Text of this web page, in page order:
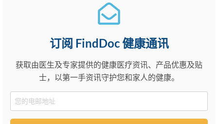
订阅 FindDoc 健康通讯
获取由医生及专家提供的健康医疗资讯、产品优惠及贴
士，以第一手资讯守护您和家人的健康。
Email